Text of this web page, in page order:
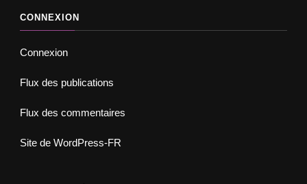
CONNEXION
Connexion
Flux des publications
Flux des commentaires
Site de WordPress-FR